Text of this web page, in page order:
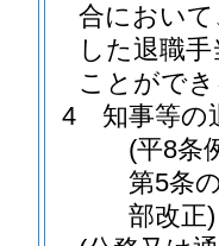
合におい
した退職
ことがで
4
知事等の
(平8条
第5条
部改正)